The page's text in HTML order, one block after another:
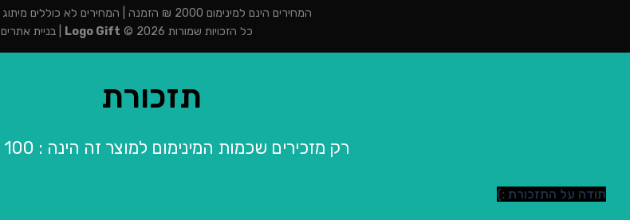
המחירים הינם למינימום 2000 ₪ הזמנה | המחירים לא כוללים מיתוג | המחירים לא כוללים מע"מ
כל הזכויות שמורות 2026 ©
Logo Gift
|בניית אתרים
תזכורת
רק מזכירים שכמות המינימום למוצר זה הינה : 100 יחידות
תודה על התזכורת :)